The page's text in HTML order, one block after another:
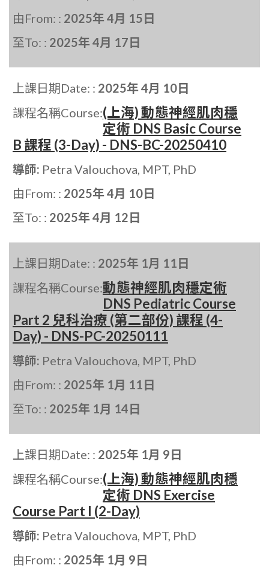
由From: : 2025年 4月 15日
至To: : 2025年 4月 17日
上課日期Date: : 2025年 4月 10日
課程名稱Course:(上海) 動態神經肌肉穩
定術 DNS Basic Course
B 課程 (3-Day) - DNS-BC-20250410
導師: Petra Valouchova, MPT, PhD
由From: : 2025年 4月 10日
至To: : 2025年 4月 12日
上課日期Date: : 2025年 1月 11日
課程名稱Course:動態神經肌肉穩定術
DNS Pediatric Course
Part 2 兒科治療 (第二部份) 課程 (4-
Day) - DNS-PC-20250111
導師: Petra Valouchova, MPT, PhD
由From: : 2025年 1月 11日
至To: : 2025年 1月 14日
上課日期Date: : 2025年 1月 9日
課程名稱Course:(上海) 動態神經肌肉穩
定術 DNS Exercise
Course Part I (2-Day)
導師: Petra Valouchova, MPT, PhD
由From: : 2025年 1月 9日